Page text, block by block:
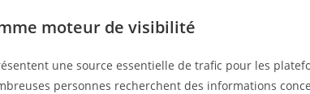
moteur de visibilité
une source essentielle de trafic pour les
personnes recherchent des informations